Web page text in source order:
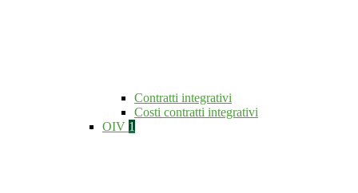
Contratti integrativi
Costi contratti integrativi
OIV 1